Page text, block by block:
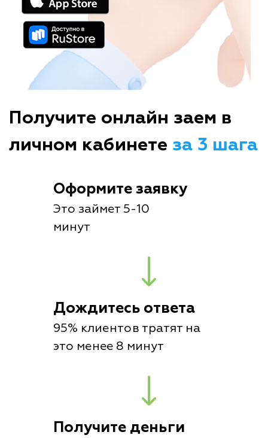
Получите онлайн заем в
личном кабинете за 3 шага
Оформите заявку
Это займет 5-10
минут
Дождитесь ответа
95% клиентов тратят на
это менее 8 минут
Получите деньги